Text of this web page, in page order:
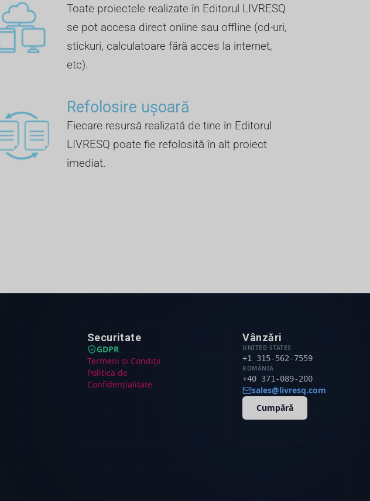
Toate proiectele realizate în Editorul LIVRESQ
se pot accesa direct online sau offline (cd-uri,
stickuri, calculatoare fără acces la internet,
etc).
Refolosire ușoară
Fiecare resursă realizată de tine în Editorul
LIVRESQ poate fie refolosită în alt proiect
imediat.
Securitate
GDPR
Termeni și Condiții
Politica de
Confidențialitate
Vânzări
UNITED STATES
+1 315-562-7559
ROMÂNIA
+40 371-089-200
sales@livresq.com
Cumpără